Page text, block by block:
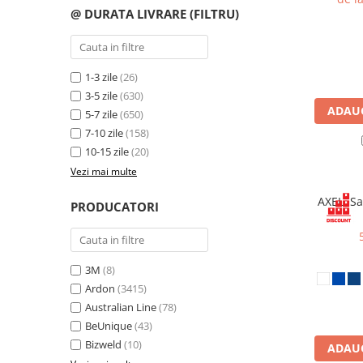
Impermeabile
Pantaloni Impermeabili
Pelerine | Jachete Impermeabile
Imbracaminte TERMOIZOLANTĂ
Jachete Termoizolante
Pantaloni Termoizolanti
Costume | Combinezoane
Veste Termoizolante
Îmbrăcăminte REFLECTORIZANTĂ
Jachete reflectorizante (HI-VIS)
Pantaloni si salopete reflectorizante
Costume reflectorizante (HI-VIS)
Combinezoane Reflectorizante (HI-
@ DURATA LIVRARE (FILTRU)
1-3 zile(26)
3-5 zile(630)
5-7 zile(650)
7-10 zile(158)
10-15 zile(20)
Vezi mai multe
PRODUCATORI
3M (8)
Ardon (3415)
Australian Line(78)
BeUnique(43)
Bizweld (10)
AXEL,